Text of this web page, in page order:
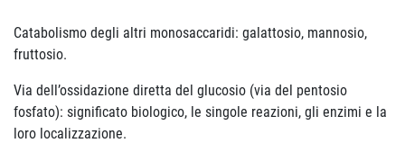
Catabolismo degli altri monosaccaridi: galattosio, mannosio,
fruttosio.
Via dell’ossidazione diretta del glucosio (via del pentosio
fosfato): significato biologico, le singole reazioni, gli enzimi e la
loro localizzazione.